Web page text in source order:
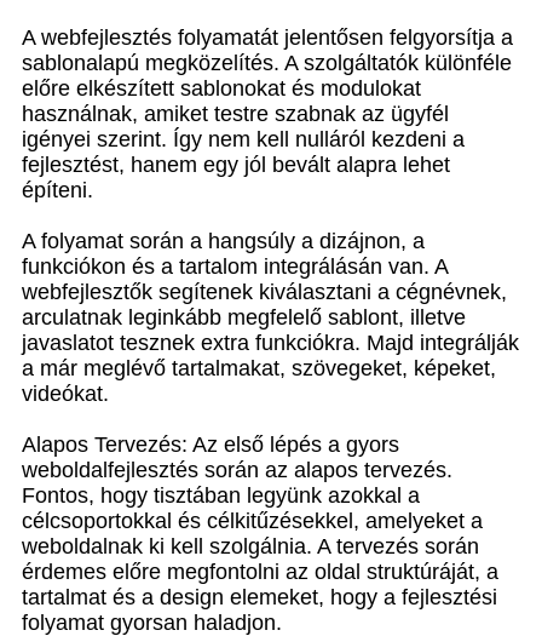
A webfejlesztés folyamatát jelentősen felgyorsítja a
sablonalapú megközelítés. A szolgáltatók különféle
előre elkészített sablonokat és modulokat
használnak, amiket testre szabnak az ügyfél
igényei szerint. Így nem kell nulláról kezdeni a
fejlesztést, hanem egy jól bevált alapra lehet
építeni.
A folyamat során a hangsúly a dizájnon, a
funkciókon és a tartalom integrálásán van. A
webfejlesztők segítenek kiválasztani a cégnévnek,
arculatnak leginkább megfelelő sablont, illetve
javaslatot tesznek extra funkciókra. Majd integrálják
a már meglévő tartalmakat, szövegeket, képeket,
videókat.
Alapos Tervezés: Az első lépés a gyors
weboldalfejlesztés során az alapos tervezés.
Fontos, hogy tisztában legyünk azokkal a
célcsoportokkal és célkitűzésekkel, amelyeket a
weboldalnak ki kell szolgálnia. A tervezés során
érdemes előre megfontolni az oldal struktúráját, a
tartalmat és a design elemeket, hogy a fejlesztési
folyamat gyorsan haladjon.